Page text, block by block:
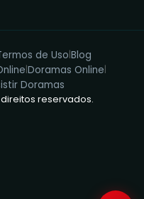
de Uso|Blog
|Doramas Online|
Doramas
direitos reservados.